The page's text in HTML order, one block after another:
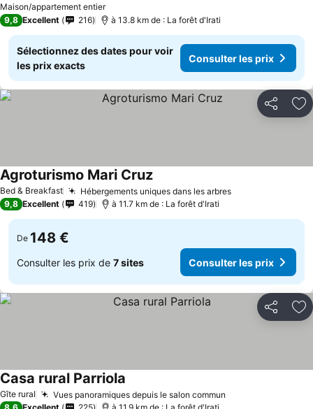
Maison/appartement entier
9,8 Excellent 216 à 13.8 km de : La forêt d'Irati
Sélectionnez des dates pour voir
les prix exacts
Consulter les prix
Partager
Bed & Breakfast Hébergements uniques dans les arbres
Agroturismo Mari Cruz
9,8 Excellent 419 à 11.7 km de : La forêt d'Irati
De 148 €
Consulter les prix de 7 sites Consulter les prix
Partager
Gîte rural Vues panoramiques depuis le salon commun
Casa rural Parriola